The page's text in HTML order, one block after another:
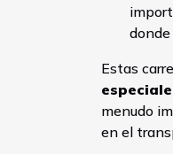
Estas
menudo
en el